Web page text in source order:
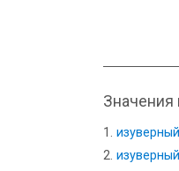
Значения
изуверный
изуверный